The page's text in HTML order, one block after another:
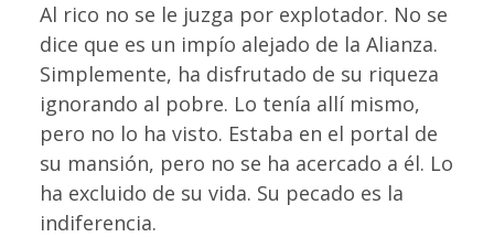
Al rico no se le juzga por explotador. No se
dice que es un impío alejado de la Alianza.
Simplemente, ha disfrutado de su riqueza
ignorando al pobre. Lo tenía allí mismo,
pero no lo ha visto. Estaba en el portal de
su mansión, pero no se ha acercado a él. Lo
ha excluido de su vida. Su pecado es la
indiferencia.